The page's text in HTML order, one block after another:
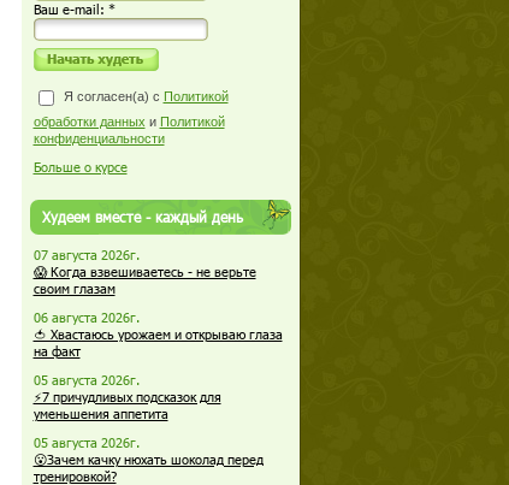
Ваш е-mail: *
Я согласен(а) с Политикой
обработки данных и Политикой
конфиденциальности
Больше о курсе
Худеем вместе - каждый день
07 августа 2026г.
😱 Когда взвешиваетесь - не верьте
своим глазам
06 августа 2026г.
🍅 Хвастаюсь урожаем и открываю глаза
на факт
05 августа 2026г.
⚡7 причудливых подсказок для
уменьшения аппетита
05 августа 2026г.
😮Зачем качку нюхать шоколад перед
тренировкой?